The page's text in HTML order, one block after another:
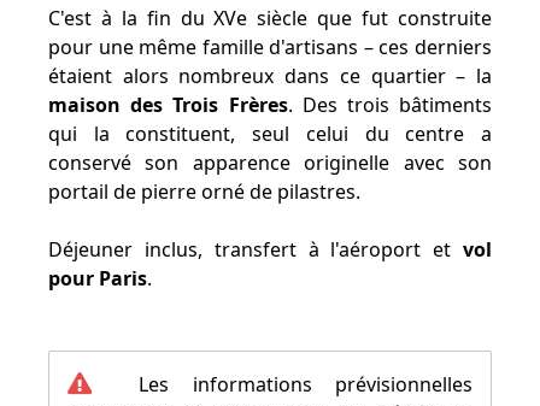
C'est à la fin du XVe siècle que fut construite
pour une même famille d'artisans – ces derniers
étaient alors nombreux dans ce quartier – la
maison des Trois Frères. Des trois bâtiments
qui la constituent, seul celui du centre a
conservé son apparence originelle avec son
portail de pierre orné de pilastres.
Déjeuner inclus, transfert à l'aéroport et vol
pour Paris.
Les informations prévisionnelles